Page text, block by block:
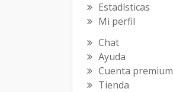
Estadísticas
Mi perfil
Chat
Ayuda
Cuenta premium
Tienda